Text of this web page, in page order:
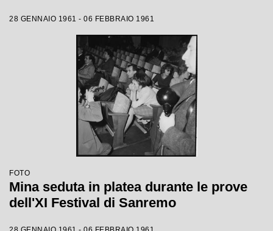
28 GENNAIO 1961 - 06 FEBBRAIO 1961
FOTO
Mina seduta in platea durante le prove
dell'XI Festival di Sanremo